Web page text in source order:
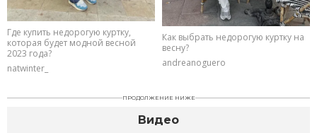
Где купить недорогую куртку,
которая будет модной весной
2023 года?
natwinter_
Как выбрать недорогую куртку на
весну?
andreanoguero
ПРОДОЛЖЕНИЕ НИЖЕ
Видео